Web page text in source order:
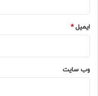
ایمیل*
وب‌ سایت